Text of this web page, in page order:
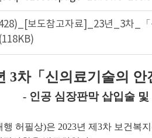
보도참고자료]_23년_3차_
3차「신의료기술의 안
- 인공 심장판막 삽입술
허필상)은 2023년 제3차 보건복